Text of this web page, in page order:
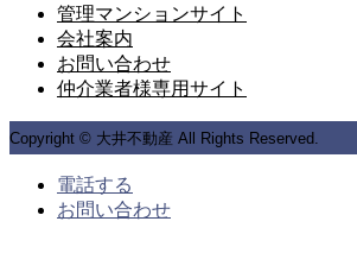
管理マンションサイト
会社案内
お問い合わせ
仲介業者様専用サイト
Copyright © 大井不動産 All Rights Reserved.
電話する
お問い合わせ